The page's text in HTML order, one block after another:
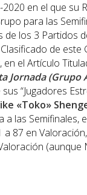
en el que su
para las
los 3 Partidos
de este
el Artículo
Jornada (Grupo
“Jugadores
«Toko»
las Semifinales,
a 87 en
(aunque